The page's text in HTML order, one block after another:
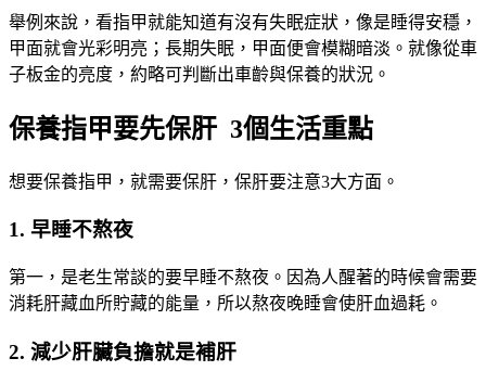
舉例來說，看指甲就能知道有沒有失眠症狀，像是睡得安穩，
甲面就會光彩明亮；長期失眠，甲面便會模糊暗淡。就像從車
子板金的亮度，約略可判斷出車齡與保養的狀況。
保養指甲要先保肝 3個生活重點
想要保養指甲，就需要保肝，保肝要注意3大方面。
1. 早睡不熬夜
第一，是老生常談的要早睡不熬夜。因為人醒著的時候會需要
消耗肝藏血所貯藏的能量，所以熬夜晚睡會使肝血過耗。
2. 減少肝臟負擔就是補肝